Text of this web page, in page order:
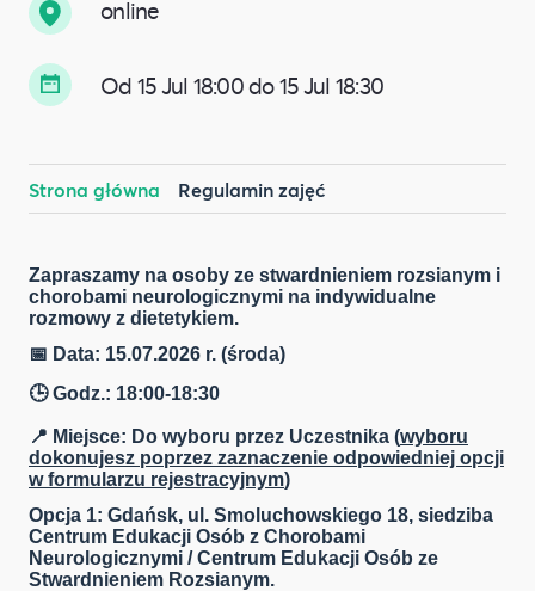
online
Od 15 Jul 18:00 do 15 Jul 18:30
Strona główna Regulamin zajęć
Zapraszamy na osoby ze stwardnieniem rozsianym i
chorobami neurologicznymi na indywidualne
rozmowy z dietetykiem.
📅 Data: 15.07.2026 r. (środa)
🕒 Godz.: 18:00-18:30
📍 Miejsce: Do wyboru przez Uczestnika (wyboru
dokonujesz poprzez zaznaczenie odpowiedniej opcji
w formularzu rejestracyjnym)
Opcja 1: Gdańsk, ul. Smoluchowskiego 18, siedziba
Centrum Edukacji Osób z Chorobami
Neurologicznymi / Centrum Edukacji Osób ze
Stwardnieniem Rozsianym.